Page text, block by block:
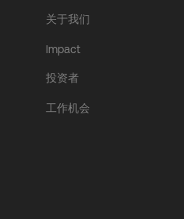
关于我们
Impact
投资者
工作机会